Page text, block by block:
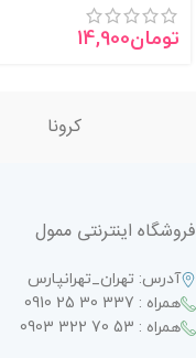
تومان14,900
کرونا
فروشگاه اینترنتی ممول
آدرس: تهران_تهرانپارس
همراه : 337 30 25 0910
همراه : 53 70 322 0903